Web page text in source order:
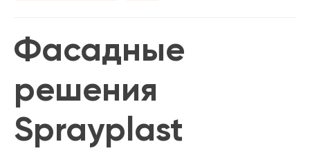
Фасадные
решения
Sprayplast